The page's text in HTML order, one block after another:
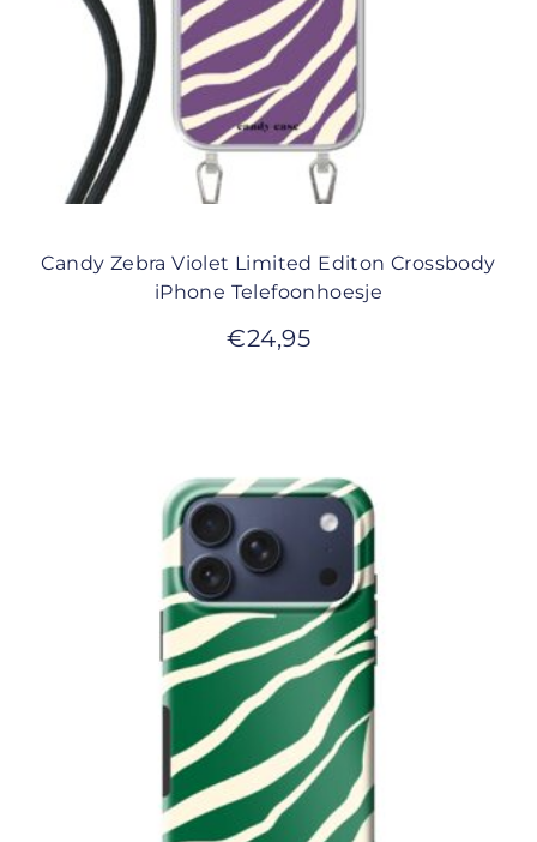
Candy Zebra Violet Limited Editon Crossbody
iPhone Telefoonhoesje
€24,95